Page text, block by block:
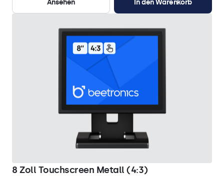
Ansehen
In den Warenkorb
8 Zoll Touchscreen Metall (4:3)